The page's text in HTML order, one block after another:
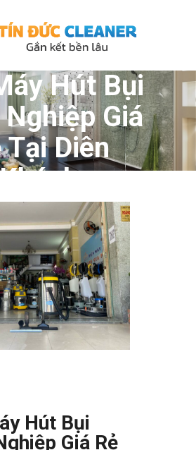
Hút Bụi
Giá
Tại Diên
Hút Bụi
Giá Rẻ